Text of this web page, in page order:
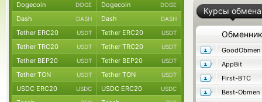
Курсы обмена
Обменник
GoodObmen
AppBit
First-BTC
Best-Obmen
Dogecoin DOGE Dogecoin DOGE
Dash DASH Dash DASH
Tether ERC20 USDT Tether ERC20 USDT
Tether TRC20 USDT Tether TRC20 USDT
Tether BEP20 USDT Tether BEP20 USDT
Tether TON USDT Tether TON USDT
USDC ERC20 USDC USDC ERC20 USDC